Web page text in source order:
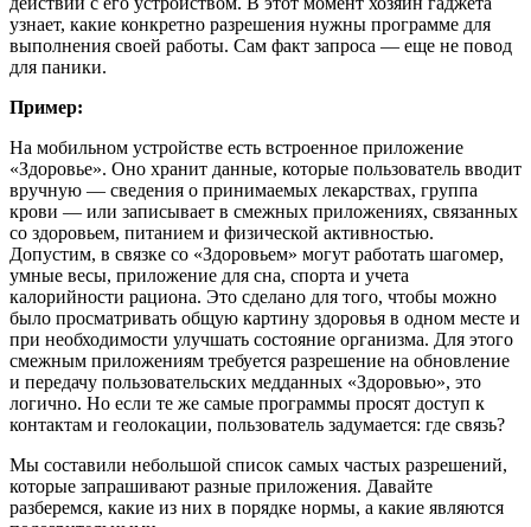
узнает, какие конкретно разрешения нужны программе для
выполнения своей работы. Сам факт запроса — еще не повод
для паники.
Пример:
На мобильном устройстве есть встроенное приложение
«Здоровье». Оно хранит данные, которые пользователь вводит
вручную — сведения о принимаемых лекарствах, группа
крови — или записывает в смежных приложениях, связанных
со здоровьем, питанием и физической активностью.
Допустим, в связке со «Здоровьем» могут работать шагомер,
умные весы, приложение для сна, спорта и учета
калорийности рациона. Это сделано для того, чтобы можно
было просматривать общую картину здоровья в одном месте и
при необходимости улучшать состояние организма. Для этого
смежным приложениям требуется разрешение на обновление
и передачу пользовательских медданных «Здоровью», это
логично. Но если те же самые программы просят доступ к
контактам и геолокации, пользователь задумается: где связь?
Мы составили небольшой список самых частых разрешений,
которые запрашивают разные приложения. Давайте
разберемся, какие из них в порядке нормы, а какие являются